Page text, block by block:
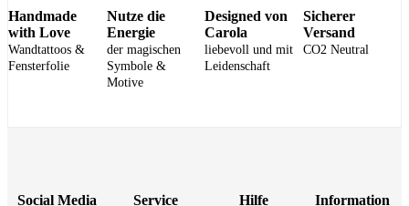
Handmade
with Love
Wandtattoos &
Fensterfolie
Nutze die
Energie
der magischen
Symbole &
Motive
Designed von
Carola
liebevoll und mit
Leidenschaft
Sicherer
Versand
CO2 Neutral
Social Media Service Hilfe Information